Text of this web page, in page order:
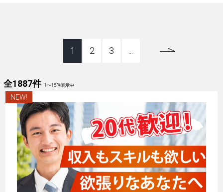
1 2 3
全1887件 1〜15件表示中
NEW!